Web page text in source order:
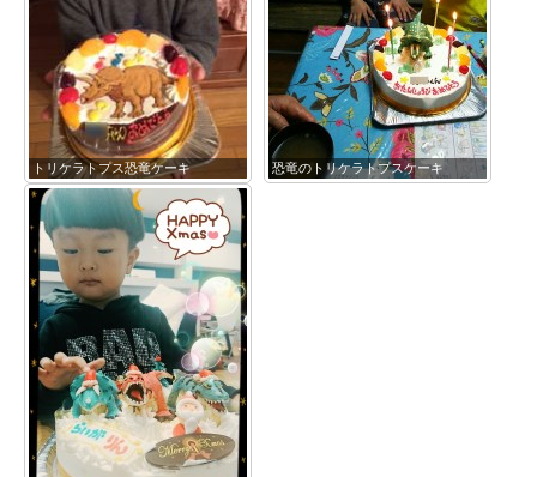
トリケラトプス恐竜ケーキ 恐竜のトリケラトプスケーキ